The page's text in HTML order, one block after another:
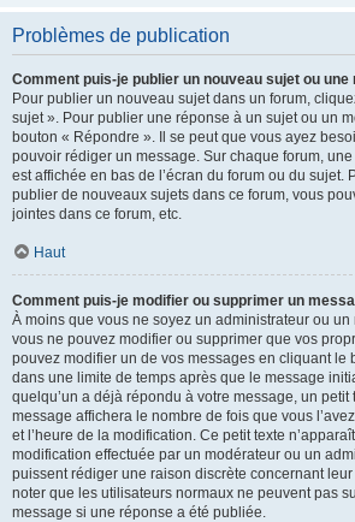
Problèmes de publication
Comment puis-je publier un nouveau sujet ou une
Pour publier un nouveau sujet dans un forum,
sujet ». Pour publier une réponse à un sujet ou un
bouton « Répondre ». Il se peut que vous ayez
pouvoir rédiger un message. Sur chaque forum,
est affichée en bas de l’écran du forum ou du sujet.
publier de nouveaux sujets dans ce forum, vous
jointes dans ce forum, etc.
Haut
Comment puis-je modifier ou supprimer un
À moins que vous ne soyez un administrateur ou
vous ne pouvez modifier ou supprimer que vos
pouvez modifier un de vos messages en cliquant le
dans une limite de temps après que le message
quelqu’un a déjà répondu à votre message, un petit
message affichera le nombre de fois que vous
et l’heure de la modification. Ce petit texte
modification effectuée par un modérateur ou un
puissent rédiger une raison discrète concernant
noter que les utilisateurs normaux ne peuvent pas
message si une réponse a été publiée.